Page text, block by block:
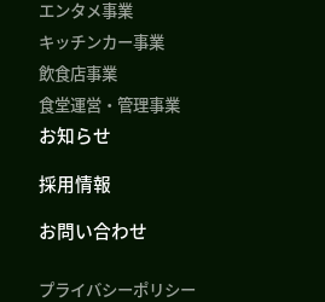
エンタメ事業
キッチンカー事業
飲食店事業
食堂運営・管理事業
お知らせ
採用情報
お問い合わせ
プライバシーポリシー